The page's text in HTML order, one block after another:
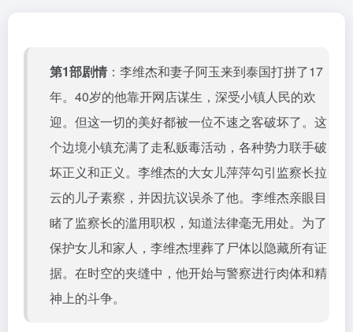
第1部剧情 ：李维杰和妻子阿玉来到泰国打拼了17
年。40岁的他靠开网店谋生，深受小镇人民的欢
迎。但这一切的美好都被一位不速之客破坏了。这
个边境小镇充满了走私贩毒活动，各种势力联手破
坏正义和正义。李维杰的大女儿萍萍勾引监察长拉
云的儿子素察，并因抗议误杀了他。李维杰亲眼目
睹了监察长的滥用职权，知道法律毫无用处。为了
保护女儿和家人，李维杰埋葬了尸体以隐藏所有证
据。在时空的夹缝中，他开始与警察进行肉体和精
神上的斗争。